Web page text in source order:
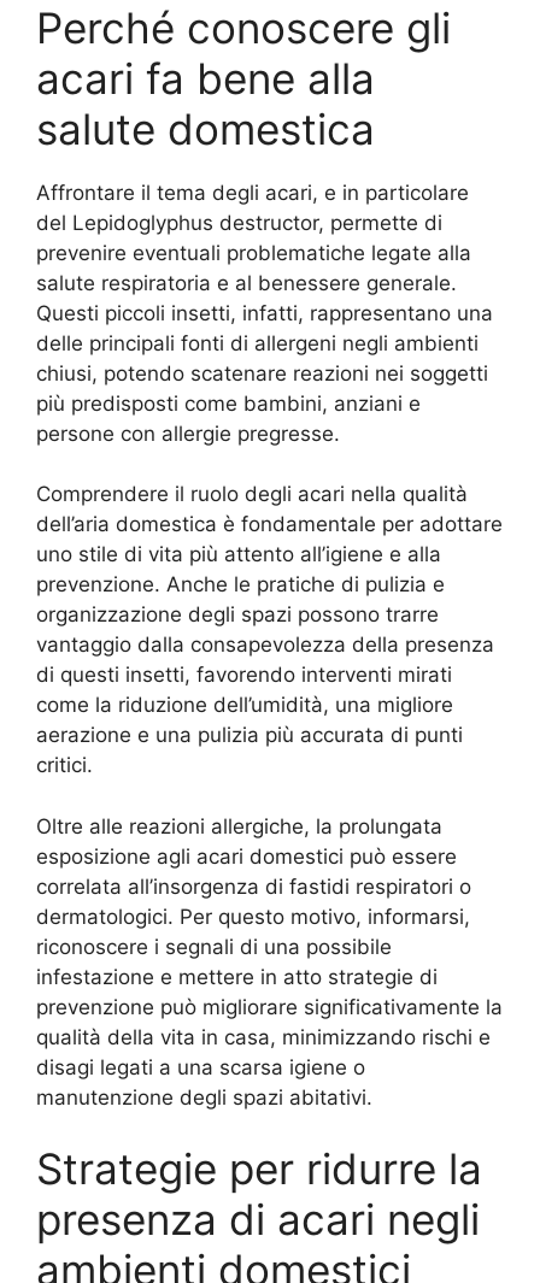
Perché conoscere gli
acari fa bene alla
salute domestica
Affrontare il tema degli acari, e in particolare
del Lepidoglyphus destructor, permette di
prevenire eventuali problematiche legate alla
salute respiratoria e al benessere generale.
Questi piccoli insetti, infatti, rappresentano una
delle principali fonti di allergeni negli ambienti
chiusi, potendo scatenare reazioni nei soggetti
più predisposti come bambini, anziani e
persone con allergie pregresse.
Comprendere il ruolo degli acari nella qualità
dell’aria domestica è fondamentale per adottare
uno stile di vita più attento all’igiene e alla
prevenzione. Anche le pratiche di pulizia e
organizzazione degli spazi possono trarre
vantaggio dalla consapevolezza della presenza
di questi insetti, favorendo interventi mirati
come la riduzione dell’umidità, una migliore
aerazione e una pulizia più accurata di punti
critici.
Oltre alle reazioni allergiche, la prolungata
esposizione agli acari domestici può essere
correlata all’insorgenza di fastidi respiratori o
dermatologici. Per questo motivo, informarsi,
riconoscere i segnali di una possibile
infestazione e mettere in atto strategie di
prevenzione può migliorare significativamente la
qualità della vita in casa, minimizzando rischi e
disagi legati a una scarsa igiene o
manutenzione degli spazi abitativi.
Strategie per ridurre la
presenza di acari negli
ambienti domestici